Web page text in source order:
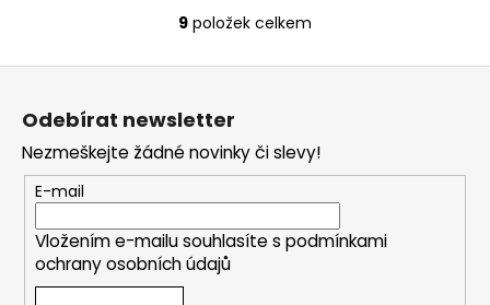
O
v
a
c
í
p
r
9 položek celkem
Z
Odebírat newsletter
Nezmeškejte žádné novinky či slevy!
E-mail
Vložením e-mailu souhlasíte s podmínkami
ochrany osobních údajů